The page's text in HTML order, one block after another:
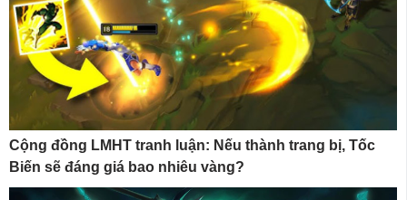
Cộng đồng LMHT tranh luận: Nếu thành trang bị, Tốc
Biến sẽ đáng giá bao nhiêu vàng?